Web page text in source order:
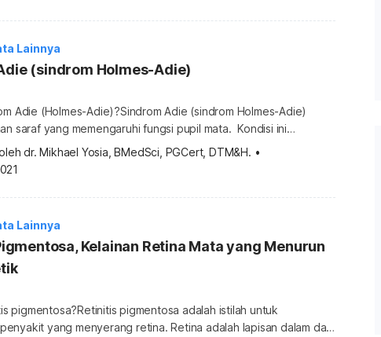
di bawah ini. Tips mencegah mata lelah karena kerja […]
Lainnya
(sindrom Holmes-Adie)
Adie (Holmes-Adie)?Sindrom Adie (sindrom Holmes-Adie)
saraf yang memengaruhi fungsi pupil mata. Kondisi ini
pupil terhadap cahaya terjadi secara abnormal. Pada
sindrom Adie atau Holmes-Adie menyebabkan pupil mata
itu, pada orang lainnya, sindrom ini mungkin justru
dr. Mikhael Yosia, BMedSci, PGCert, DTM&H. •
Lainnya
Kelainan Retina Mata yang Menurun
pigmentosa?Retinitis pigmentosa adalah istilah untuk
yang menyerang retina. Retina adalah lapisan dalam dari